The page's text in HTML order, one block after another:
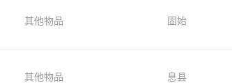
其他物品 固始
其他物品 息县